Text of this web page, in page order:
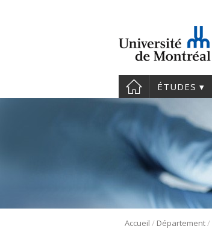
ÉTUDES
Accueil / Département/